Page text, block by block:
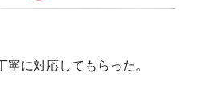
に対応してもらった。